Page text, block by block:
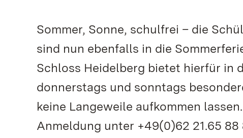
Sommer, Sonne, schulfrei – die
sind nun ebenfalls in die
Schloss Heidelberg bietet hierfür in
donnerstags und sonntags
keine Langeweile aufkommen
Anmeldung unter +49(0)62 21.65